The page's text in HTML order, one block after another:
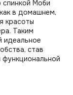
спинкой Моби
в домашнем,
красоты
Таким
идеальное
став